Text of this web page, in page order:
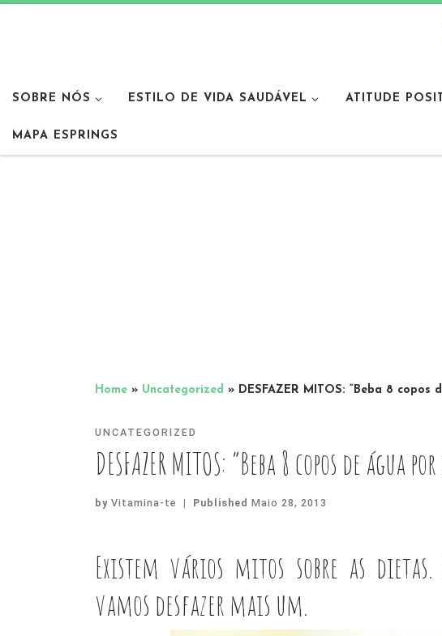
SOBRE NÓS ESTILO DE VIDA SAUDÁVEL ATITUDE
MAPA ESPRINGS
Home » Uncategorized » DESFAZER MITOS: “Beba 8 copos
UNCATEGORIZED
DESFAZER MITOS: “Beba 8 copos de água
by Vitamina-te | Published Maio 28, 2013
Existem vários mitos sobre as
vamos desfazer mais um.